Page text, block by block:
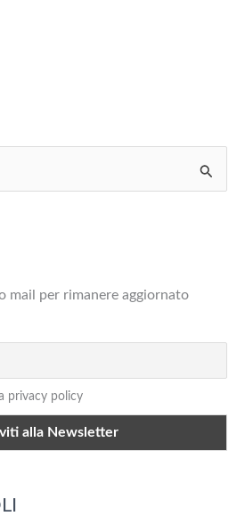
mail per rimanere aggiornato
privacy policy